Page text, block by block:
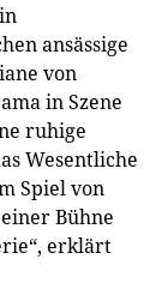
ansässige
von
in Szene
ruhige
Wesentliche
Spiel von
Bühne
erklärt